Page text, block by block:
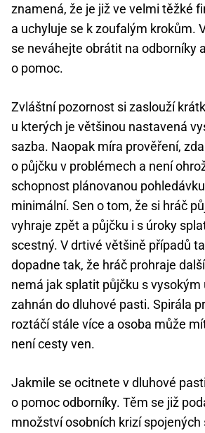
znamená, že je již ve velmi těžké
a uchyluje se k zoufalým krokům.
se neváhejte obrátit na odborníky
o pomoc.
Zvláštní pozornost si zaslouží
u kterých je většinou nastavená
sazba. Naopak míra prověření,
o půjčku v problémech a není
schopnost plánovanou
minimální. Sen o tom, že si hráč
vyhraje zpět a půjčku i s úroky
scestný. V drtivé většině případů
dopadne tak, že hráč prohraje
nemá jak splatit půjčku s vysokým
zahnán do dluhové pasti. Spirála
roztáčí stále více a osoba může
není cesty ven.
Jakmile se ocitnete v dluhové
o pomoc odborníky. Těm se již
množství osobních krizí spojených